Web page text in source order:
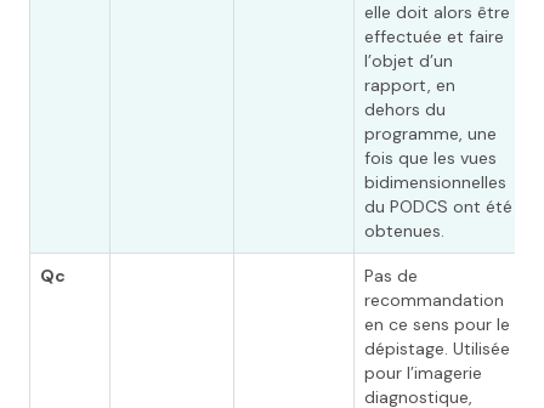
elle doit alors être
effectuée et faire
l’objet d’un
rapport, en
dehors du
programme, une
fois que les vues
bidimensionnelles
du PODCS ont été
obtenues.
Qc
Pas de
recommandation
en ce sens pour le
dépistage. Utilisée
pour l’imagerie
diagnostique,